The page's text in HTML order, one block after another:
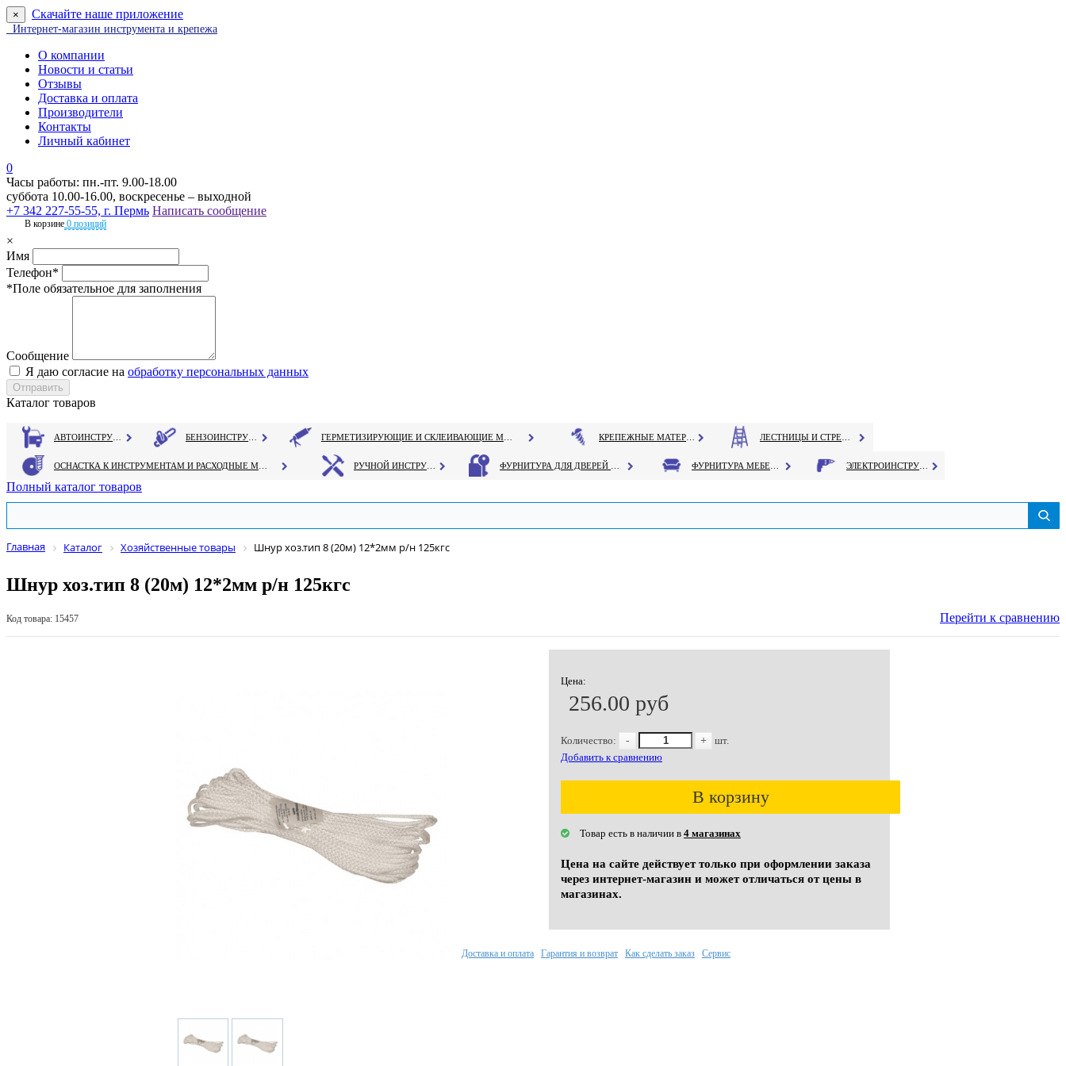
× Скачайте наше приложение
Интернет-магазин инструмента и крепежа
О компании
Новости и статьи
Отзывы
Доставка и оплата
Производители
Контакты
Личный кабинет
0
Часы работы: пн.-пт. 9.00-18.00
суббота 10.00-16.00, воскресенье – выходной
+7 342 227-55-55, г. Пермь Написать сообщение
В корзине 0 позиций
×
Имя
Телефон*
*Поле обязательное для заполнения
Сообщение
Я даю согласие на обработку персональных данных
Каталог товаров
Полный каталог товаров
Главная Каталог Хозяйственные товары Шнур хоз.тип 8 (20м) 12*2мм р/н 125кгс
Шнур хоз.тип 8 (20м) 12*2мм р/н 125кгс
Код товара: 15457 Перейти к сравнению
Цена:
256.00 руб
Количество: - +
шт.
Добавить к сравнению
В корзину
Товар есть в наличии в 4 магазинах
Цена на сайте действует только при оформлении заказа
через интернет-магазин и может отличаться от цены в
магазинах.
Доставка и оплата Гарантия и возврат Как сделать заказ Сервис